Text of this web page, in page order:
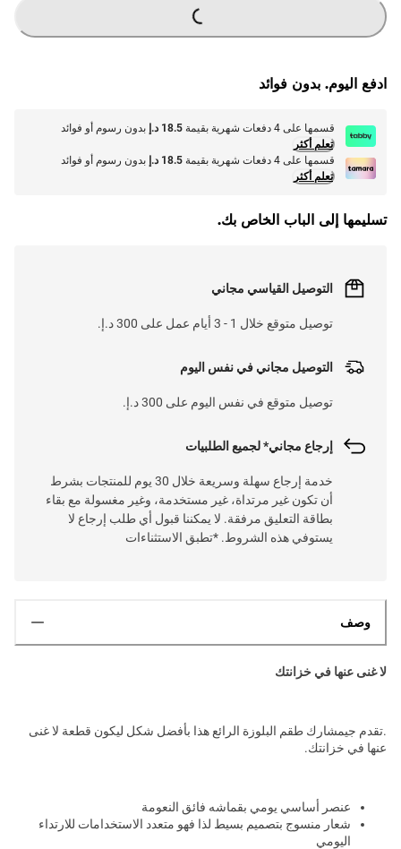
ادفع اليوم. بدون فوائد
قسمها على 4 دفعات شهرية بقيمة 18.5 د.إ
بدون رسوم أو فوائد
تعلم أكثر
قسمها على 4 دفعات شهرية بقيمة
18.5 د.إ
بدون رسوم أو فوائد
تعلم أكثر
تسليمها إلى الباب الخاص بك.
التوصيل القياسي مجاني
توصيل متوقع خلال 1 - 3 أيام عمل على 300 د.إ.
التوصيل مجاني في نفس اليوم
توصيل متوقع في نفس اليوم على 300 د.إ.
إرجاع مجاني* لجميع الطلبيات
خدمة إرجاع سهلة وسريعة خلال 30 يوم للمنتجات بشرط
أن تكون غير مرتداة، غير مستخدمة، وغير مغسولة مع بقاء
بطاقة التعليق مرفقة. لا يمكننا قبول أي طلب إرجاع لا
يستوفي هذه الشروط. *تطبق الاستثناءات
وصف
لا غنى عنها في خزانتك
.تقدم جيمشارك طقم البلوزة الرائع هذا بأفضل شكل ليكون قطعة لا غنى
عنها في خزانتك.
عنصر أساسي يومي بقماشه فائق النعومة
شعار منسوج بتصميم بسيط لذا فهو متعدد الاستخدامات للارتداء
اليومي